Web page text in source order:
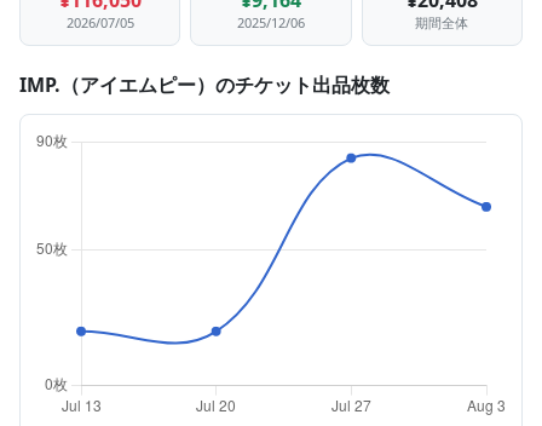
2026/07/05 2025/12/06 期間全体
IMP.（アイエムピー）のチケット出品枚数